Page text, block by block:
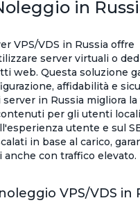
in
VPS/VDS in Russia offre
server virtuali o
web. Questa soluzione
affidabilità e
in Russia migliora la
per gli utenti
utente e sul
in base al carico,
con traffico elevato.
VPS/VDS in